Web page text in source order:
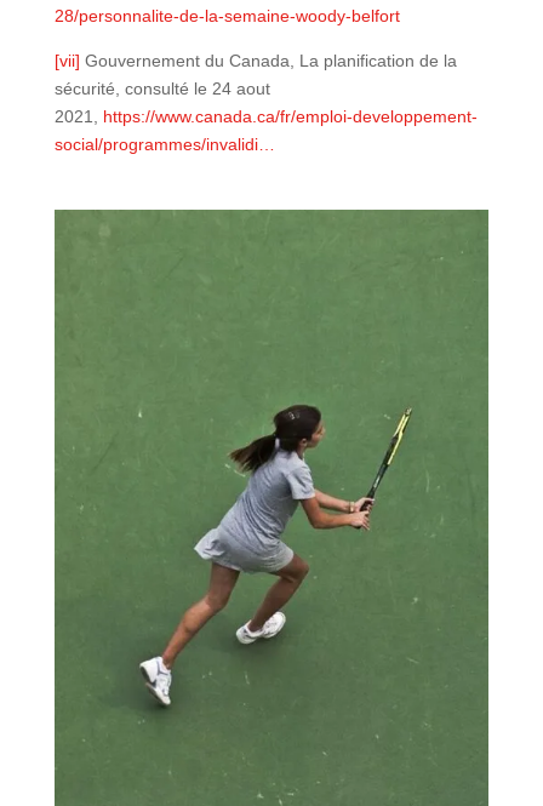
28/personnalite-de-la-semaine-woody-belfort
[vii] Gouvernement du Canada, La planification de la
sécurité, consulté le 24 aout
2021, https://www.canada.ca/fr/emploi-developpement-
social/programmes/invalidi…